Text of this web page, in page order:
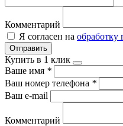
Комментарий
Я согласен на обработку
Отправить
Купить в 1 клик
Ваше имя *
Ваш номер телефона *
Ваш e-mail
Комментарий